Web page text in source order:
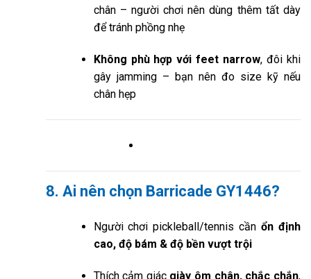
chân – người chơi nên dùng thêm tất dày
để tránh phồng nhẹ
Không phù hợp với feet narrow, đôi khi
gây jamming – bạn nên đo size kỹ nếu
chân hẹp
8. Ai nên chọn Barricade GY1446?
Người chơi pickleball/tennis cầnổn định
cao, độ bám & độ bền vượt trội
Thích cảm giác giày ôm chân, chắc chắn,